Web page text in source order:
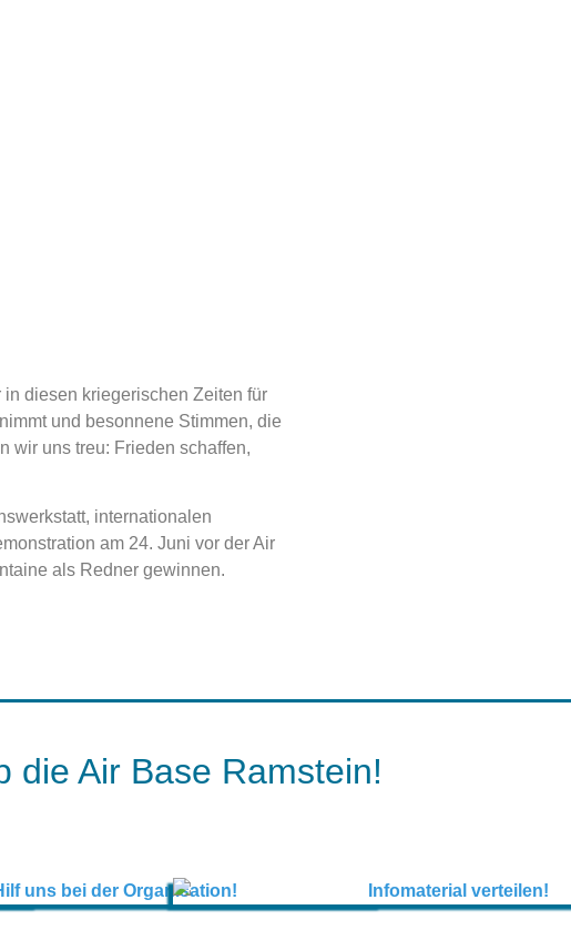
diesen kriegerischen Zeiten für
und besonnene Stimmen, die
wir uns treu: Frieden schaffen,
internationalen
am 24. Juni vor der Air
als Redner gewinnen.
die Air Base Ramstein!